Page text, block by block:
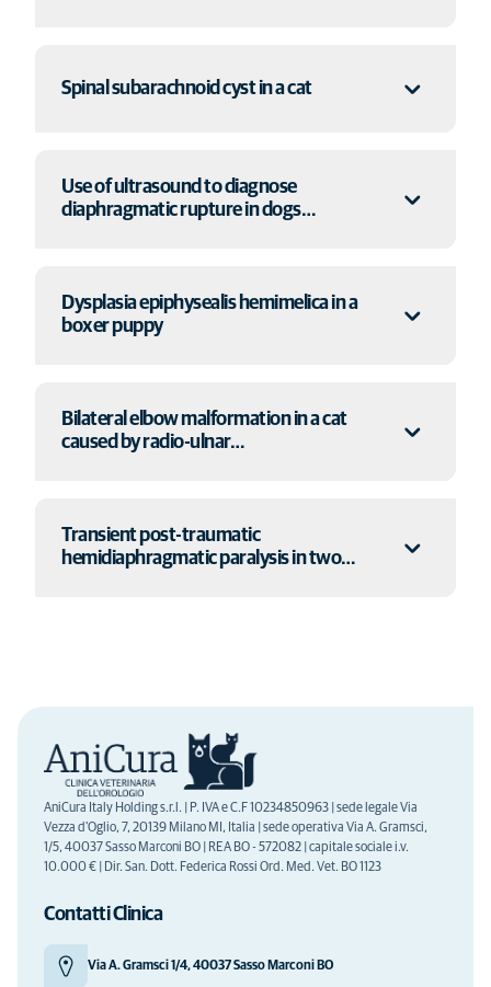
Visita la pagina
Spinal subarachnoid cyst in a cat
Visita la pagina
Use of ultrasound to diagnose
diaphragmatic rupture in dogs…
Visita la pagina
Dysplasia epiphysealis hemimelica in a
boxer puppy
Visita la pagina
Bilateral elbow malformation in a cat
caused by radio-ulnar…
Visita la pagina
Transient post-traumatic
hemidiaphragmatic paralysis in two…
AniCura Italy Holding s.r.l. | P. IVA e C.F 10234850963 | sede legale Via
Vezza d'Oglio, 7, 20139 Milano MI, Italia | sede operativa Via A. Gramsci,
1/5, 40037 Sasso Marconi BO | REA BO - 572082 | capitale sociale i.v.
10.000 € | Dir. San. Dott. Federica Rossi Ord. Med. Vet. BO 1123
Contatti Clinica
Via A. Gramsci 1/4, 40037 Sasso Marconi BO